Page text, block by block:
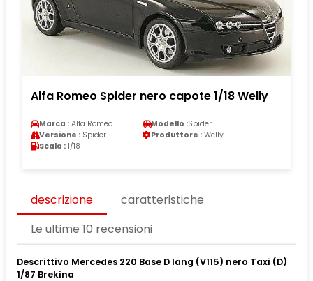
Alfa Romeo Spider nero capote 1/18 Welly
Marca : Alfa Romeo Modello :Spider
Versione : Spider Produttore : Welly
Scala : 1/18
descrizione
caratteristiche
Le ultime 10 recensioni
Descrittivo Mercedes 220 Base D lang (V115) nero Taxi (D)
1/87 Brekina